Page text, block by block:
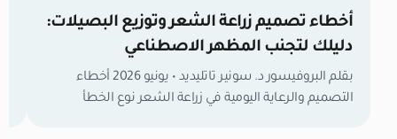
أخطاء تصميم زراعة الشعر وتوزيع البصيلات:
دليلك لتجنب المظهر الاصطناعي
بقلم البروفيسور د. سونير تاتليديد • يونيو 2026 أخطاء
التصميم والرعاية اليومية في زراعة الشعر نوع الخطأ